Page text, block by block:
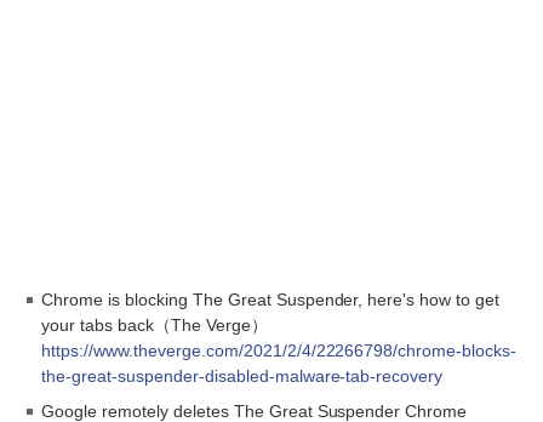
Chrome is blocking The Great Suspender, here's how to get
your tabs back（The Verge）
https://www.theverge.com/2021/2/4/22266798/chrome-blocks-
the-great-suspender-disabled-malware-tab-recovery
Google remotely deletes The Great Suspender Chrome